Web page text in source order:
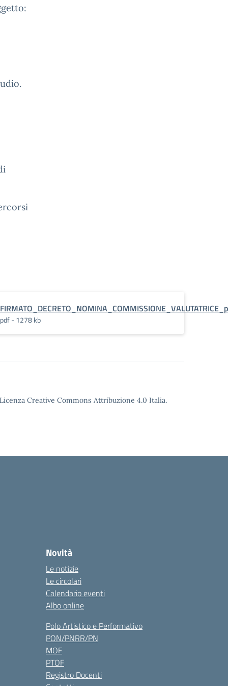
pdf - 1278 kb
Creative Commons Attribuzione 4.0 Italia.
Novità
Le notizie
Le circolari
Calendario eventi
Albo online
Polo Artistico e Performativo
PON/PNRR/PN
MOF
PTOF
Registro Docenti